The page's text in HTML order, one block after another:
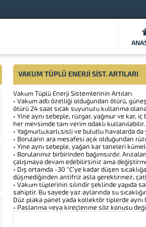
VAKUM TÜPLÜ ENERJI SIST. ARTILARI
Vakum Tüplü Enerji Sistemlerinin Artıları
• Vakum adlı özelliği olduğundan ötürü,
ötürü 24 saat sıcak suyunuzu kullanma
• Yine aynı sebeple, rüzgar, yağmur ve kar,
her mevsimde tam verim odaklı kullanılabilir.
• Yağmurlu,karlı,sisli ve bulutlu havalarda
• Boruların ara mesafesi açık olduğundan
• Yine aynı sebeple, yağan kar taneleri
• Borularımız birbirinden bağımsızdır.
çalışmaya devam edebilirsiniz ama
• Dış ortamda -30 °C’ye kadar düşen
düşmediğinden antifriz asla gerektirmez,
• Vakum tüplerinin silindir şeklinde yapıda
sahiptir. Bu sayede yaz aylarında su
Düz plaka panel yada kollektör tiplerde aynı
• Paslanma veya kireçlenme söz konusu